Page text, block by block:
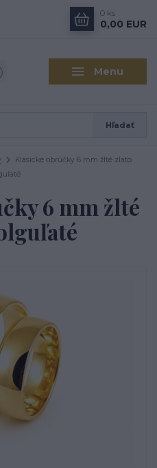
Menu
Hľadať
0 ks
0,00 EUR
Klasické obrúčky 6 mm žlté zlato
6 mm žlté